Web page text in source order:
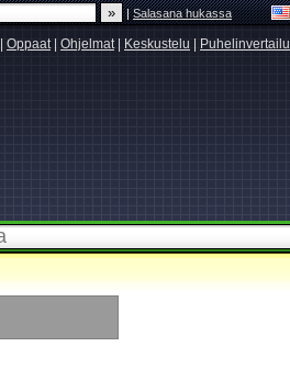
|Salasana hukassa
Oppaat| Ohjelmat| Keskustelu Puhelinvertailu